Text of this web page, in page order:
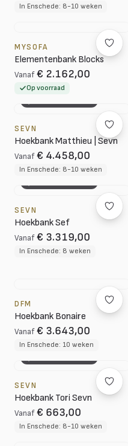
In Enschede: 8-10 weken
MYSOFA
Elementenbank Blocks
Vanaf € 2.162,00
Op voorraad
SEVN
Hoekbank Matthieu | Sevn
Vanaf € 4.458,00
In Enschede: 8-10 weken
SEVN
Hoekbank Sef
Vanaf € 3.319,00
In Enschede: 8 weken
DFM
Hoekbank Bonaire
Vanaf € 3.643,00
In Enschede: 10 weken
SEVN
Hoekbank Tori Sevn
Vanaf € 663,00
In Enschede: 8-10 weken